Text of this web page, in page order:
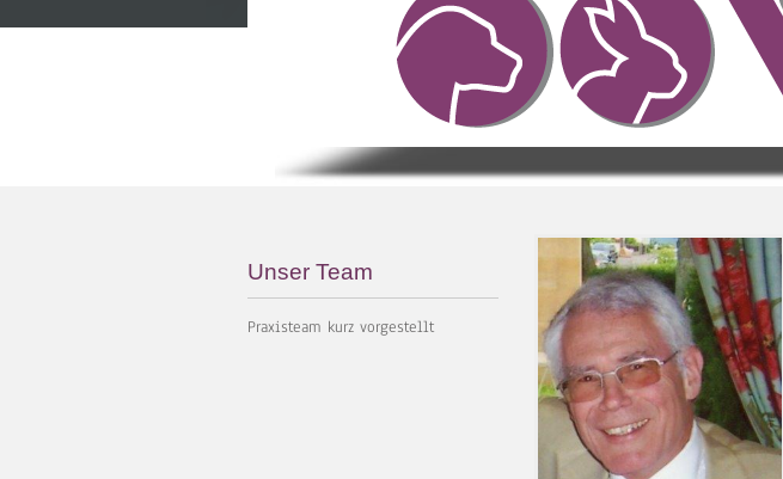
Unser Team
Praxisteam kurz vorgestellt